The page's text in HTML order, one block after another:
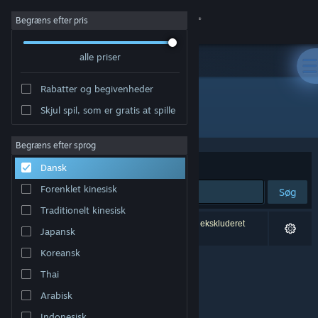
Log på
Om
Support
Skift sprog
Hent Steam-mobilappen
Vis desktop-webside
Begræns efter pris
alle priser
Rabatter og begivenheder
Skjul spil, som er gratis at spille
Begræns efter sprog
Dansk
Forenklet kinesisk
Traditionelt kinesisk
Japansk
Koreansk
Thai
Arabisk
Udvikler: Laborious Rex
Sorter efter Relevans
Søg
0 resultater matcher din søgning. 1 titel er blevet ekskluderet
baseret på dine præferencer.